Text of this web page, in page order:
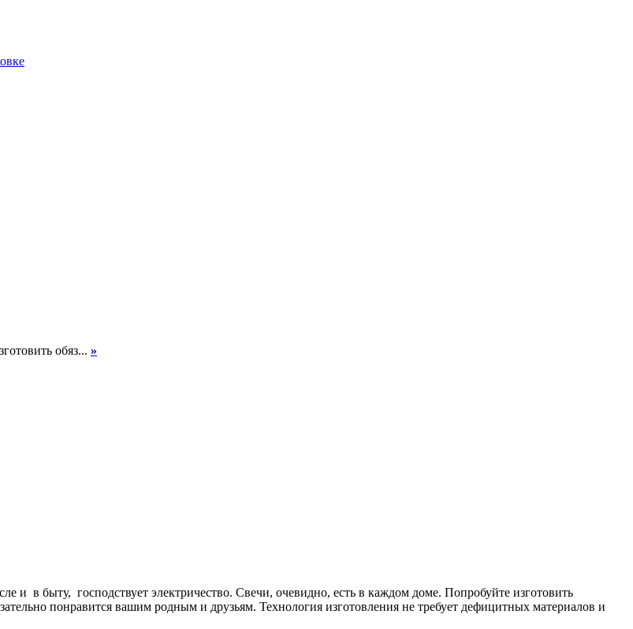
обяз... »
и в быту, господствует электричество. Свечи, очевидно, есть в каждом доме. Попробуйте изготовить
понравится вашим родным и друзьям. Технология изготовления не требует дефицитных материалов и